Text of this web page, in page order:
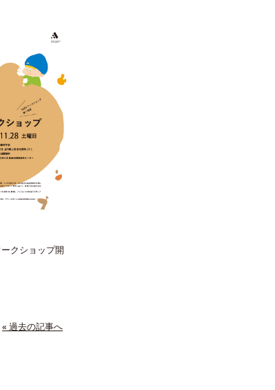
クショップ開
« 過去の記事へ